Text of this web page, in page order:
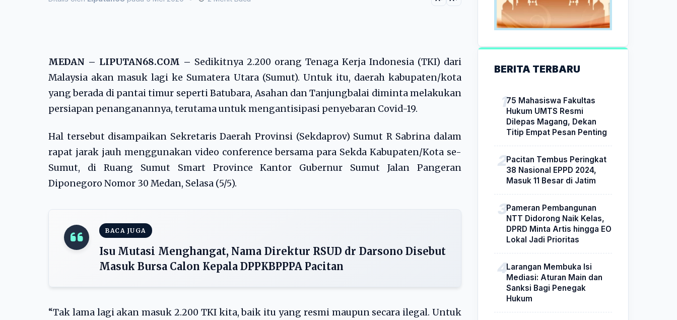
MEDAN – LIPUTAN68.COM – Sedikitnya 2.200 orang Tenaga Kerja Indonesia (TKI) dari
Malaysia akan masuk lagi ke Sumatera Utara (Sumut). Untuk itu, daerah kabupaten/kota
yang berada di pantai timur seperti Batubara, Asahan dan Tanjungbalai diminta melakukan
persiapan penanganannya, terutama untuk mengantisipasi penyebaran Covid-19.
Hal tersebut disampaikan Sekretaris Daerah Provinsi (Sekdaprov) Sumut R Sabrina dalam
rapat jarak jauh menggunakan video conference bersama para Sekda Kabupaten/Kota se-
Sumut, di Ruang Sumut Smart Province Kantor Gubernur Sumut Jalan Pangeran
Diponegoro Nomor 30 Medan, Selasa (5/5).
BACA JUGA
Isu Mutasi Menghangat, Nama Direktur RSUD dr Darsono Disebut
Masuk Bursa Calon Kepala DPPKBPPPA Pacitan
“Tak lama lagi akan masuk 2.200 TKI kita, baik itu yang resmi maupun secara ilegal. Untuk
BERITA TERBARU
75 Mahasiswa Fakultas
Hukum UMTS Resmi
Dilepas Magang, Dekan
Titip Empat Pesan Penting
Pacitan Tembus Peringkat
38 Nasional EPPD 2024,
Masuk 11 Besar di Jatim
Pameran Pembangunan
NTT Didorong Naik Kelas,
DPRD Minta Artis hingga EO
Lokal Jadi Prioritas
Larangan Membuka Isi
Mediasi: Aturan Main dan
Sanksi Bagi Penegak
Hukum